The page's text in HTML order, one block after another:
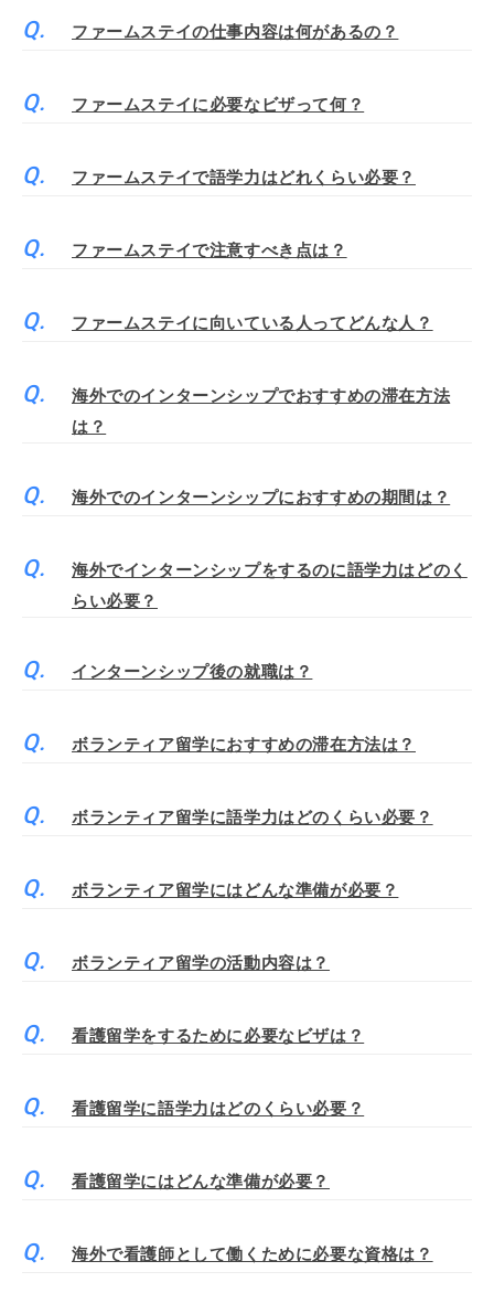
ファームステイの仕事内容は何があるの？
ファームステイに必要なビザって何？
ファームステイで語学力はどれくらい必要？
ファームステイで注意すべき点は？
ファームステイに向いている人ってどんな人？
海外でのインターンシップでおすすめの滞在方法
は？
海外でのインターンシップにおすすめの期間は？
海外でインターンシップをするのに語学力はどのく
らい必要？
インターンシップ後の就職は？
ボランティア留学におすすめの滞在方法は？
ボランティア留学に語学力はどのくらい必要？
ボランティア留学にはどんな準備が必要？
ボランティア留学の活動内容は？
看護留学をするために必要なビザは？
看護留学に語学力はどのくらい必要？
看護留学にはどんな準備が必要？
海外で看護師として働くために必要な資格は？